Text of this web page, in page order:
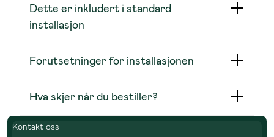
Dette er inkludert i standard
installasjon
Forutsetninger for installasjonen
Hva skjer når du bestiller?
Kontakt oss